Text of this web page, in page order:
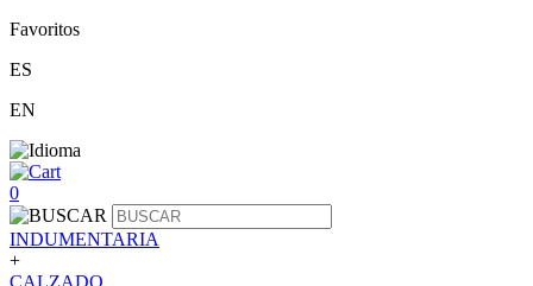
Favoritos
ES
EN
0
INDUMENTARIA
+
CALZADO